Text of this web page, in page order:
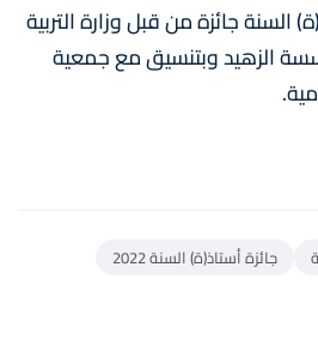
السنة جائزة من قبل وزارة التربية
الزهيد وبتنسيق مع جمعية
جائزة أستاذ(ة) السنة 2022